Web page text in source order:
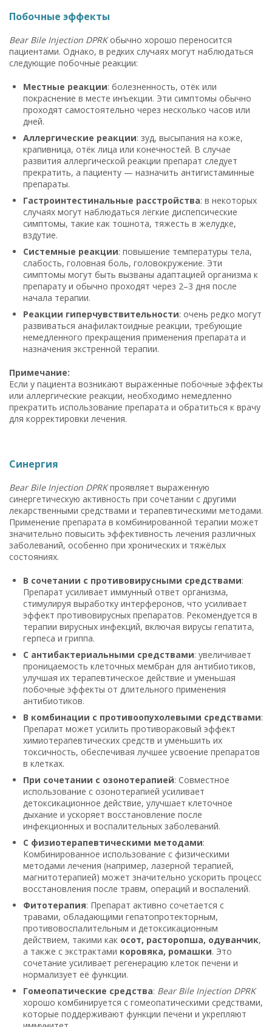
Побочные эффекты
Bear Bile Injection DPRKобычно хорошо переносится
пациентами. Однако, в редких случаях могут наблюдаться
следующие побочные реакции:
Местные реакции: болезненность, отёк или
покраснение в месте инъекции. Эти симптомы обычно
проходят самостоятельно через несколько часов или
дней.
Аллергические реакции: зуд, высыпания на коже,
крапивница, отёк лица или конечностей. В случае
развития аллергической реакции препарат следует
прекратить, а пациенту — назначить антигистаминные
препараты.
Гастроинтестинальные расстройства: в некоторых
случаях могут наблюдаться лёгкие диспепсические
симптомы, такие как тошнота, тяжесть в желудке,
вздутие.
Системные реакции: повышение температуры тела,
слабость, головная боль, головокружение. Эти
симптомы могут быть вызваны адаптацией организма к
препарату и обычно проходят через 2–3 дня после
начала терапии.
Реакции гиперчувствительности: очень редко могут
развиваться анафилактоидные реакции, требующие
немедленного прекращения применения препарата и
назначения экстренной терапии.
Примечание:
Если у пациента возникают выраженные побочные эффекты
или аллергические реакции, необходимо немедленно
прекратить использование препарата и обратиться к врачу
для корректировки лечения.
Синергия
Bear Bile Injection DPRKпроявляет выраженную
синергетическую активность при сочетании с другими
лекарственными средствами и терапевтическими методами.
Применение препарата в комбинированной терапии может
значительно повысить эффективность лечения различных
заболеваний, особенно при хронических и тяжёлых
состояниях.
В сочетании с противовирусными средствами:
Препарат усиливает иммунный ответ организма,
стимулируя выработку интерферонов, что усиливает
эффект противовирусных препаратов. Рекомендуется в
терапии вирусных инфекций, включая вирусы гепатита,
герпеса и гриппа.
С антибактериальными средствами: увеличивает
проницаемость клеточных мембран для антибиотиков,
улучшая их терапевтическое действие и уменьшая
побочные эффекты от длительного применения
антибиотиков.
В комбинации с противоопухолевыми средствами:
Препарат может усилить противораковый эффект
химиотерапевтических средств и уменьшить их
токсичность, обеспечивая лучшее усвоение препаратов
в клетках.
При сочетании с озонотерапией: Совместное
использование с озонотерапией усиливает
детоксикационное действие, улучшает клеточное
дыхание и ускоряет восстановление после
инфекционных и воспалительных заболеваний.
С физиотерапевтическими методами:
Комбинированное использование с физическими
методами лечения (например, лазерной терапией,
магнитотерапией) может значительно ускорить процесс
восстановления после травм, операций и воспалений.
Фитотерапия: Препарат активно сочетается с
травами, обладающими гепатопротекторным,
противовоспалительным и детоксикационным
действием, такими как осот, расторопша, одуванчик,
а также с экстрактами коровяка, ромашки. Это
сочетание усиливает регенерацию клеток печени и
нормализует её функции.
Гомеопатические средства: Bear Bile Injection DPRK
хорошо комбинируется с гомеопатическими средствами,
которые поддерживают функции печени и укрепляют